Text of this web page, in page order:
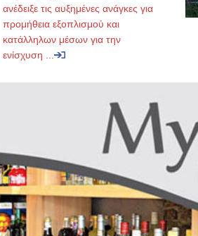
ανέδειξε τις αυξημένες ανάγκες για
προμήθεια εξοπλισμού και
κατάλληλων μέσων για την
ενίσχυση ...